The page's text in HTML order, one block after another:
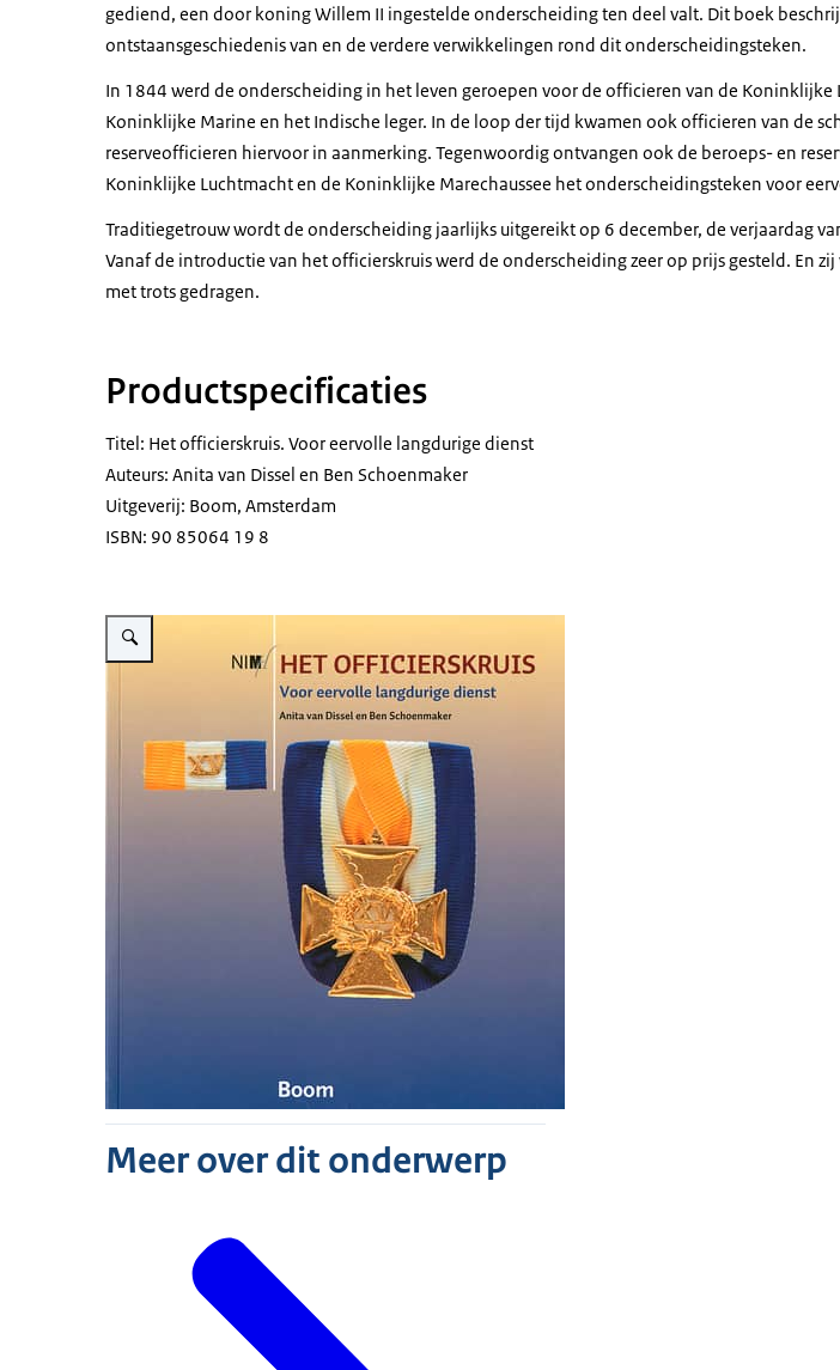
gediend, een door koning Willem II ingestelde onderscheiding ten deel valt. Dit boek
ontstaansgeschiedenis van en de verdere verwikkelingen rond dit onderscheidingsteken.
In 1844 werd de onderscheiding in het leven geroepen voor de officieren van de Koninklijke
Koninklijke Marine en het Indische leger. In de loop der tijd kwamen ook officieren van de
reserveofficieren hiervoor in aanmerking. Tegenwoordig ontvangen ook de beroeps- en
Koninklijke Luchtmacht en de Koninklijke Marechaussee het onderscheidingsteken voor
Traditiegetrouw wordt de onderscheiding jaarlijks uitgereikt op 6 december, de verjaardag
Vanaf de introductie van het officierskruis werd de onderscheiding zeer op prijs gesteld. En
met trots gedragen.
Productspecificaties
Titel: Het officierskruis. Voor eervolle langdurige dienst
Auteurs: Anita van Dissel en Ben Schoenmaker
Uitgeverij: Boom, Amsterdam
ISBN: 90 85064 19 8
Vergroot afbeelding Boekomslag, close-upfoto van het officierskruis, een gouden kruis op een lintje
Meer over dit onderwerp